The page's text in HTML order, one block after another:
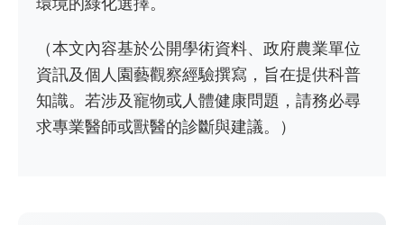
（本文內容基於公開學術資料、政府農業單位
資訊及個人園藝觀察經驗撰寫，旨在提供科普
知識。若涉及寵物或人體健康問題，請務必尋
求專業醫師或獸醫的診斷與建議。）